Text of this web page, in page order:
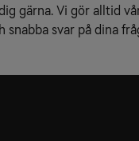
gärna. Vi gör alltid
snabba svar på dina